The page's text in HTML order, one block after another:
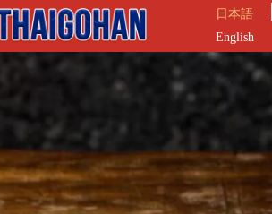
English
日本語